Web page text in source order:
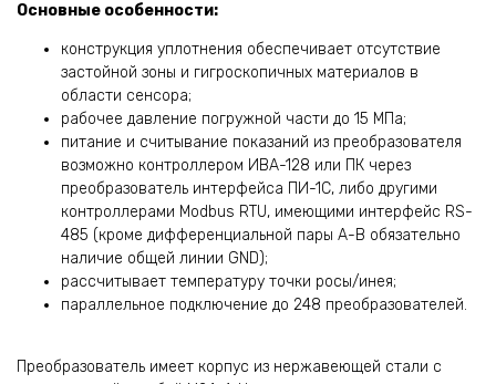
Основные особенности:
конструкция уплотнения обеспечивает отсутствие
застойной зоны и гигроскопичных материалов в
области сенсора;
рабочее давление погружной части до 15 МПа;
питание и считывание показаний из преобразователя
возможно контроллером ИВА-128 или ПК через
преобразователь интерфейса ПИ-1С, либо другими
контроллерами Modbus RTU, имеющими интерфейс RS-
485 (кроме дифференциальной пары A-B обязательно
наличие общей линии GND);
рассчитывает температуру точки росы/инея;
параллельное подключение до 248 преобразователей.
Преобразователь имеет корпус из нержавеющей стали с